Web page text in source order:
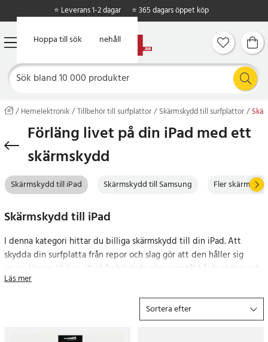
Hoppa till huvudinnehåll
Hoppa till sök
⭐ Leverans 1-2 dagar ⭐ 365 dagars öppet köp
Hemelektronik Tillbehör till surfplattor Skärmskydd till surfplattor
Förläng livet på din iPad med ett
skärmskydd
Skärmskydd till iPad Skärmskydd till Samsung Fler
Skärmskydd till iPad
I denna kategori hittar du billiga skärmskydd till din iPad. Att
skydda din surfplatta från repor och slag gör att den håller sig
snygg längre. Vi har allt ifrån härdade glas som tål hårda stötar och
slag, till plastfilm som skyddar från damm och repor.
Displayskydden kan minska risken för bländning när du använder
din iPad eller avvisa vätska för att skydda din surfplatta från
Läs mer
Sortera efter